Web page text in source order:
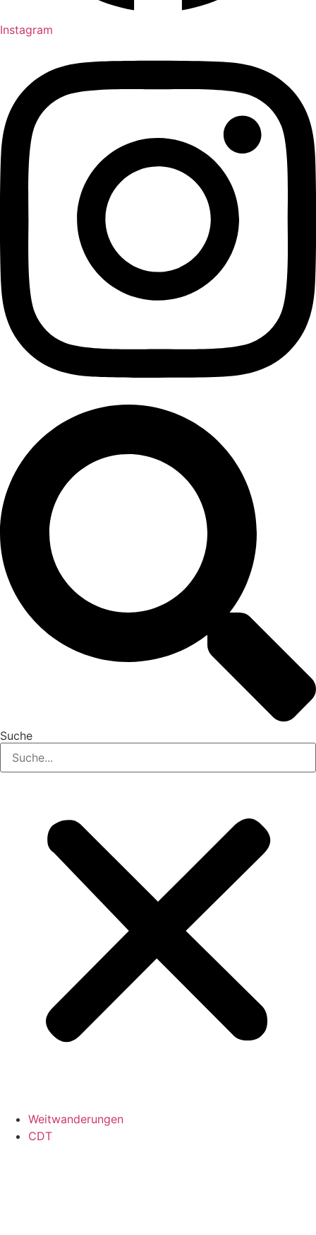
Instagram
Suche
Weitwanderungen
CDT